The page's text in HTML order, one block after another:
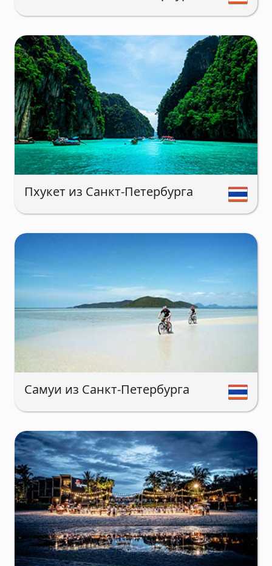
Пхукет из Санкт-Петербурга
Самуи из Санкт-Петербурга